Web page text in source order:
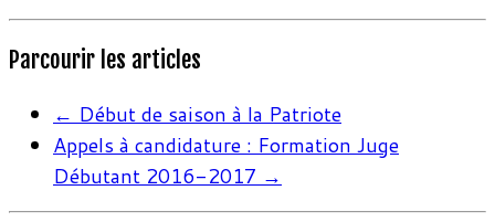
Parcourir les articles
← Début de saison à la Patriote
Appels à candidature : Formation Juge
Débutant 2016-2017 →